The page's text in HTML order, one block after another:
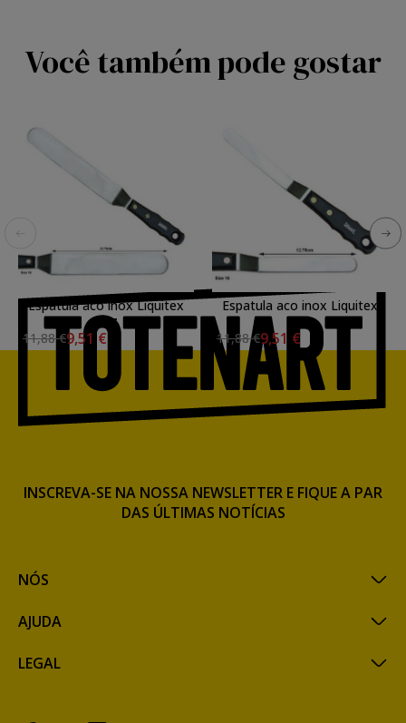
Você também pode gostar
Espatula aco inox Liquitex
427
11,88 €9,51 €
Espatula aco inox Liquitex
425
11,88 €9,51 €
NÓS
AJUDA
LEGAL
INSCREVA-SE NA NOSSA NEWSLETTER E FIQUE A PAR
DAS ÚLTIMAS NOTÍCIAS